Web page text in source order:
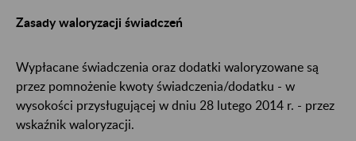
Zasady waloryzacji świadczeń
Wypłacane świadczenia oraz dodatki waloryzowane są
przez pomnożenie kwoty świadczenia/dodatku - w
wysokości przysługującej w dniu 28 lutego 2014 r. - przez
wskaźnik waloryzacji.